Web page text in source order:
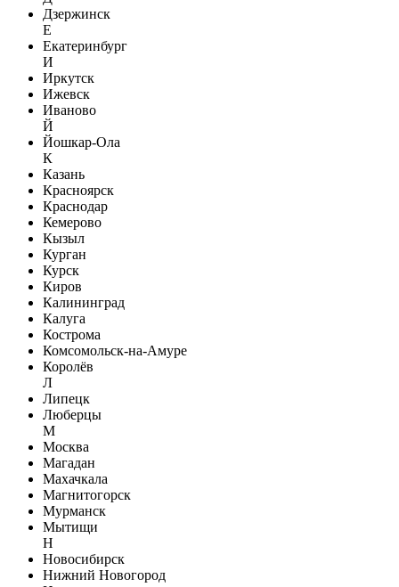
Дзержинск
Е
Екатеринбург
И
Иркутск
Ижевск
Иваново
Й
Йошкар-Ола
К
Казань
Красноярск
Краснодар
Кемерово
Кызыл
Курган
Курск
Киров
Калининград
Калуга
Кострома
Комсомольск-на-Амуре
Королёв
Л
Липецк
Люберцы
М
Москва
Магадан
Махачкала
Магнитогорск
Мурманск
Мытищи
Н
Новосибирск
Нижний Новогород